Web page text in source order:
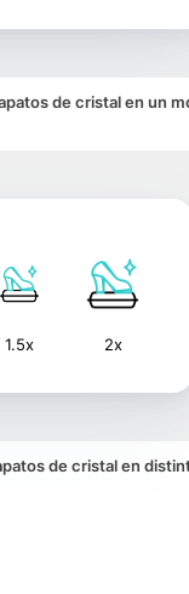
de cristal en un
1.5x 2x
de cristal en